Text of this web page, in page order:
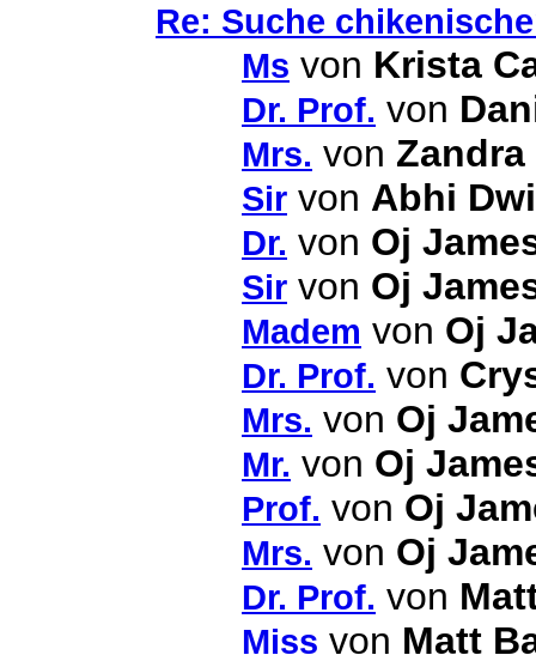
Re: Suche
Ms von Krista
Dr. Prof. von
Mrs. von
Sir von Abhi
Dr. von Oj
Sir von Oj
Madem von Oj
Dr. Prof. von
Mrs. von Oj
Mr. von Oj
Prof. von Oj
Mrs. von Oj
Dr. Prof. von
Miss von Matt